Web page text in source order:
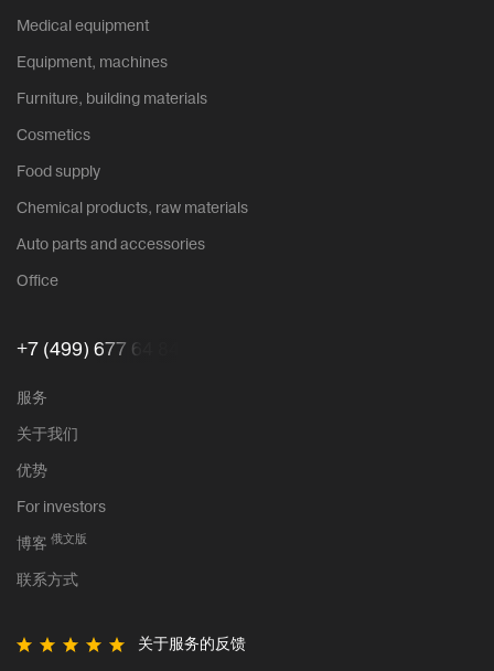
Medical equipment
Equipment, machines
Furniture, building materials
Cosmetics
Food supply
Chemical products, raw materials
Auto parts and accessories
Office
+7 (499) 677 64 84
服务
关于我们
优势
For investors
博客 俄文版
联系方式
关于服务的反馈